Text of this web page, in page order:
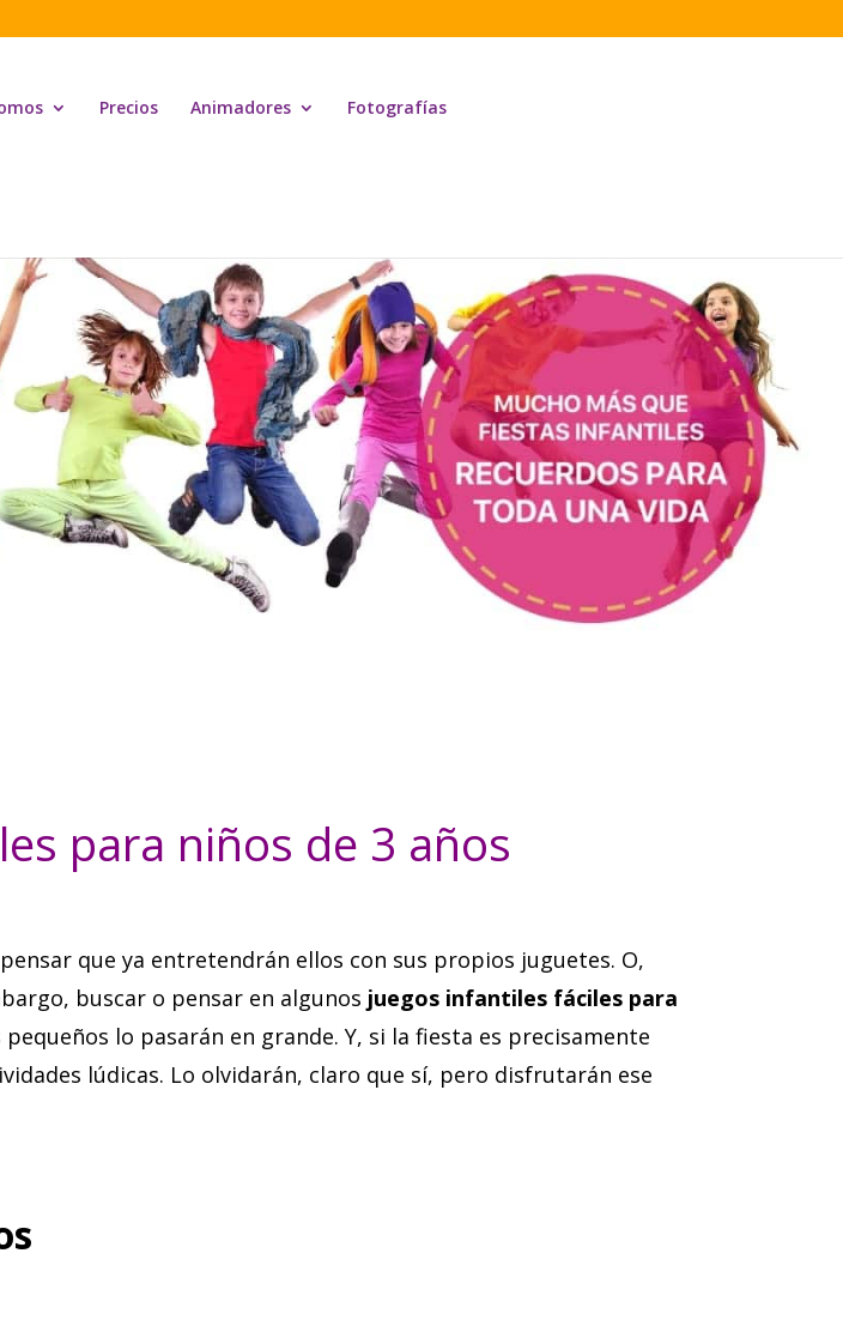
Precios Animadores Fotografías
para niños de 3 años
que ya entretendrán ellos con sus propios juguetes. O,
buscar o pensar en algunos juegos infantiles fáciles para
lo pasarán en grande. Y, si la fiesta es precisamente
lúdicas. Lo olvidarán, claro que sí, pero disfrutarán ese